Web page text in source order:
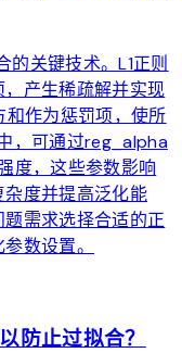
的关键技术。L1正则
产生稀疏解并实现
作为惩罚项，使所
，可通过reg_alpha
度，这些参数影响
度并提高泛化能
需求选择合适的正
数设置。
防止过拟合？